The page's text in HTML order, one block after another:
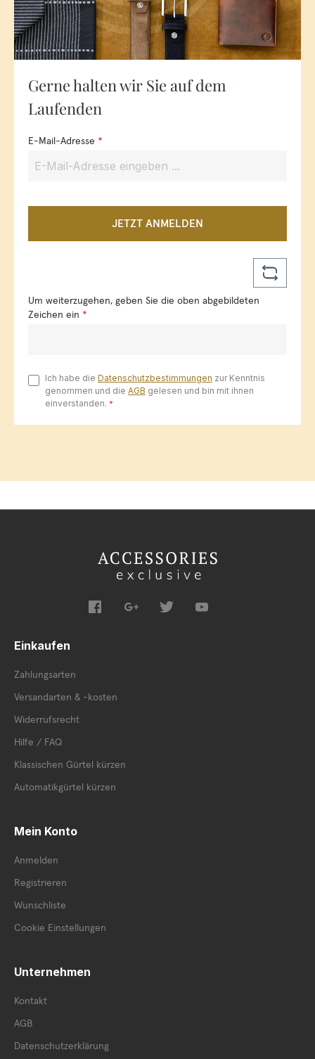
Gerne halten wir Sie auf dem
Laufenden
E-Mail-Adresse *
JETZT ANMELDEN
Um weiterzugehen, geben Sie die oben abgebildeten
Zeichen ein *
Ich habe die Datenschutzbestimmungen zur Kenntnis
genommen und die AGB gelesen und bin mit ihnen
einverstanden. *
Einkaufen
Zahlungsarten
Versandarten & -kosten
Widerrufsrecht
Hilfe / FAQ
Klassischen Gürtel kürzen
Automatikgürtel kürzen
Mein Konto
Anmelden
Registrieren
Wunschliste
Cookie Einstellungen
Unternehmen
Kontakt
AGB
Datenschutzerklärung